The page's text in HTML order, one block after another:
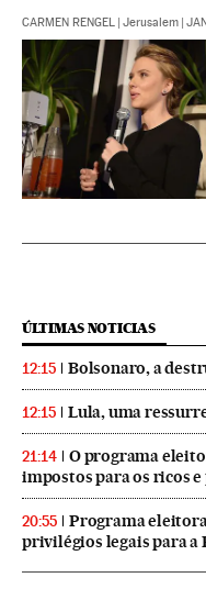
CARMEN RENGEL | Jerusalem |
ÚLTIMAS NOTICIAS
12:15 Bolsonaro, a
12:15 Lula, uma
21:14
O programa
impostos para os ricos
20:55
Programa
privilégios legais para a